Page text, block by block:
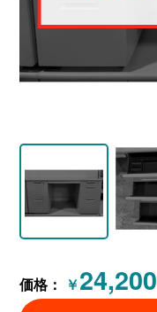
価格： ￥24,200